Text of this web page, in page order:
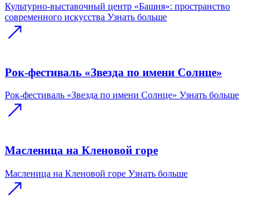
Культурно-выставочный центр «Башня»: пространство
современного искусства Узнать больше
Рок-фестиваль «Звезда по имени Солнце»
Рок-фестиваль «Звезда по имени Солнце» Узнать больше
Масленица на Кленовой горе
Масленица на Кленовой горе Узнать больше